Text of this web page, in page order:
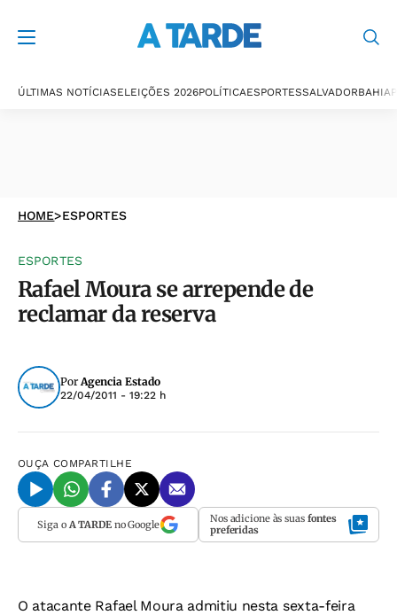
ÚLTIMAS NOTÍCIASELEIÇÕES 2026POLÍTICAESPORTESSALVADORBAHIA
HOME>ESPORTES
ESPORTES
Rafael Moura se arrepende de
reclamar da reserva
PorAgencia Estado
22/04/2011 - 19:22 h
OUÇA COMPARTILHE
Siga o A TARDEno Google Nos adicione às suas fontes
preferidas
O atacante Rafael Moura admitiu nesta sexta-feira